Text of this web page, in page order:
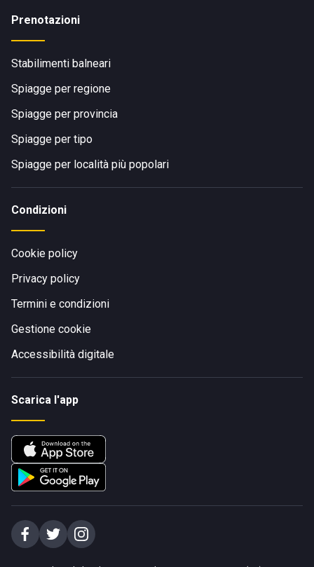
Prenotazioni
Stabilimenti balneari
Spiagge per regione
Spiagge per provincia
Spiagge per tipo
Spiagge per località più popolari
Condizioni
Cookie policy
Privacy policy
Termini e condizioni
Gestione cookie
Accessibilità digitale
Scarica l'app